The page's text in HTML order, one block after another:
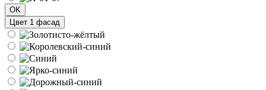
OK
Цвет 1 фасад